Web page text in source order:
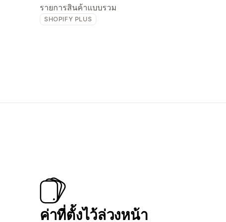
รายการสินค้าแบบรวม
SHOPIFY PLUS
ค่าที่ตั้งไว้ล่วงหน้า